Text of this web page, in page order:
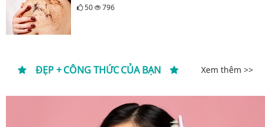
50 796
ĐẸP + CÔNG THỨC CỦA BẠN Xem thêm >>